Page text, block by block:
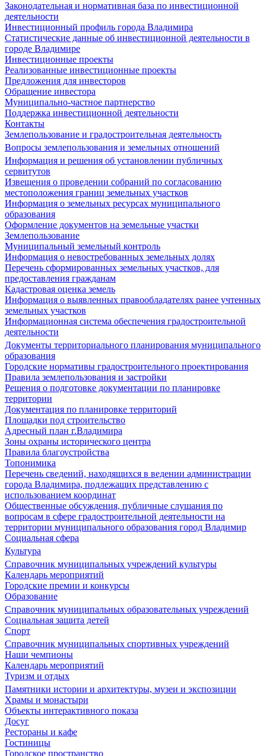
Законодательная и нормативная база по инвестиционной
деятельности
Инвестиционный профиль города Владимира
Статистические данные об инвестиционной деятельности в
городе Владимире
Инвестиционные проекты
Реализованные инвестиционные проекты
Предложения для инвесторов
Обращение инвестора
Муниципально-частное партнерство
Поддержка инвестиционной деятельности
Контакты
Землепользование и градостроительная деятельность
Вопросы землепользования и земельных отношений
Информация и решения об установлении публичных
сервитутов
Извещения о проведении собраний по согласованию
местоположения границ земельных участков
Информация о земельных ресурсах муниципального
образования
Оформление документов на земельные участки
Землепользование
Муниципальный земельный контроль
Информация о невостребованных земельных долях
Перечень сформированных земельных участков, для
предоставления гражданам
Кадастровая оценка земель
Информация о выявленных правообладателях ранее учтенных
земельных участков
Информационная система обеспечения градостроительной
деятельности
Документы территориального планирования муниципального
образования
Городские нормативы градостроительного проектирования
Правила землепользования и застройки
Решения о подготовке документации по планировке
территории
Документация по планировке территорий
Площадки под строительство
Адресный план г.Владимира
Зоны охраны исторического центра
Правила благоустройства
Топонимика
Перечень сведений, находящихся в ведении администрации
города Владимира, подлежащих представлению с
использованием координат
Общественные обсуждения, публичные слушания по
вопросам в сфере градостроительной деятельности на
территории муниципального образования город Владимир
Социальная сфера
Культура
Справочник муниципальных учреждений культуры
Календарь мероприятий
Городские премии и конкурсы
Образование
Справочник муниципальных образовательных учреждений
Социальная защита детей
Спорт
Справочник муниципальных спортивных учреждений
Наши чемпионы
Календарь мероприятий
Туризм и отдых
Памятники истории и архитектуры, музеи и экспозиции
Храмы и монастыри
Объекты интерактивного показа
Досуг
Рестораны и кафе
Гостиницы
Городское пространство